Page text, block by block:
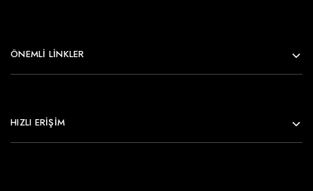
ÖNEMLI LINKLER
HIZLI ERİŞİM